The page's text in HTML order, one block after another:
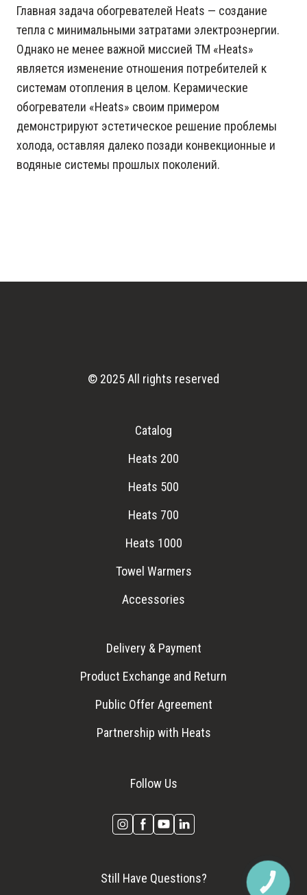
Главная задача обогревателей Heats — создание
тепла с минимальными затратами электроэнергии.
Однако не менее важной миссией ТМ «Heats»
является изменение отношения потребителей к
системам отопления в целом. Керамические
обогреватели «Heats» своим примером
демонстрируют эстетическое решение проблемы
холода, оставляя далеко позади конвекционные и
водяные системы прошлых поколений.
© 2025 All rights reserved
Catalog
Heats 200
Heats 500
Heats 700
Heats 1000
Towel Warmers
Accessories
Delivery & Payment
Product Exchange and Return
Public Offer Agreement
Partnership with Heats
Follow Us
Still Have Questions?
КНОПКА
ЗВ'ЯЗКУ